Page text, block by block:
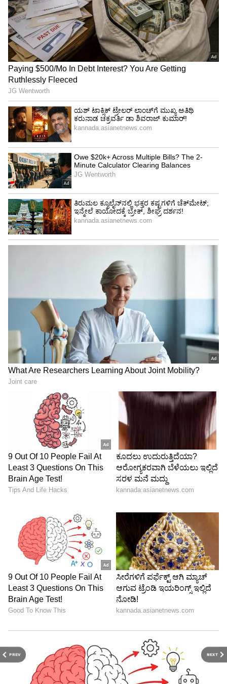
PREV NEXT
ಮತದಾರ ದೇವರುಗಳಿಗೆ ನಾನು ಆಭಾರಿಯಾಗಿದ್ದೇನೆ.
* ಮೂರನೆಯದಾಗಿ, ನನ್ನ ಸೈದ್ಧಾಂತಿಕ ಬದ್ಧತೆ ಮತ್ತು
ರಾಜಕೀಯ ಹೋರಾಟಕ್ಕೆ ಮನ್ನಣೆ ನೀಡಿದ ಕಾಂಗ್ರೆಸ್‌ ಪಕ್ಷವು
ನನ್ನ ಮೇಲೆ ವಿಶ್ವಾಸ ಇರಿಸಿ ನನ್ನನ್ನು ಬರಮಾಡಿಕೊಂಡು
ರಾಜಕೀಯ ಕ್ಷೇತ್ರದಲ್ಲಿ ಅವಕಾಶನೀಡಿದೆ. ಎರಡು ಬಾರಿ
ಮುಖ್ಯಮಂತ್ರಿ ಮಾಡಿದೆ, ವಿರೋಧಪಕ್ಷದ ನಾಯಕನಾಗಿ ಕೆಲಸ
ಮಾಡಲು ಅವಕಾಶ ನೀಡಿದೆ. ಆ ಮೂಲಕ ಈ ನಾಡಿನ ಜನತೆಗೆ
ನಾನು ನಂಬಿರುವ ತತ್ವಾದರ್ಶಗಳ ಅನುಸಾರ ಸೇವೆ ಸಲ್ಲಿಸಲು
ಅವಕಾಶ ನೀಡಿದೆ. ಈ ಕಾರಣಕ್ಕಾಗಿ ಶ್ರೀಮತಿ
ಸೋನಿಯಾಗಾಂಧಿ ಮತ್ತು ರಾಹುಲ್ ಗಾಂಧಿಯವರಿಗೆ ಸದಾ
ಆಭಾರಿಯಾಗಿರುತ್ತೇನೆ.
* ನಾನೆಂದೂ ರಾಜಕಾರಣವನ್ನು ಅಧಿಕಾರದ ದಂಡ
ಎಂದಾಗಲಿ, ವ್ಯಾಪಾರದ ಗಲ್ಲಾ ಪೆಟ್ಟಿಗೆ ಎಂದಾಗಲಿ
ತಿಳಿದುಕೊಂಡವನಲ್ಲ, ಅದು ಬಡವರಿಗೆ, ಶೋಷಿತರಿಗೆ,
ನೊಂದವರಿಗೆ ನೆರವಾಗುವ ಒಂದು ಅವಕಾಶ ಎಂದು
ತಿಳಿದುಕೊಂಡವನು. ಈ ಸಮುದಾಯಗಳಿಗೆ ನೆರವಾಗುವ
ಉದ್ದೇಶದಿಂದಲೇ ವಕೀಲನಾಗಿ ಸೇವೆ ಮಾಡುತ್ತಿದ್ದ ನಾನು
ರಾಜಕಾರಣವನ್ನು ಪ್ರವೇಶ ಮಾಡಿದವನು.
* ನನ್ನ 77 ವರ್ಷಗಳ ಜೀವನ ಪಯಣದಲ್ಲಿ ಹಲವಾರು
ನನ್ನ ಬದುಕು ಒಂದು ತೆರೆದ ಪುಸ್ತಕ. ಈ ಪುಸ್ತಕದಲ್ಲಿ ಮೊದಲ
ಬರವಣಿಗೆ ಮಾಡಿದ್ದು ಮರಳಿನ ಮೇಲಿನ ಅಕ್ಷರಾಭ್ಯಾಸದ
ಮೂಲಕ ವೀರ ಕುಣಿತವನ್ನು ಕಲಿಯುತ್ತಾ ಸಮಯ ಸಿಕ್ಕಾಗ
ಮರಳಿನ ಮೇಲೆ ಅಕ್ಷರಾಭ್ಯಾಸ ಮಾಡುತ್ತಿದ್ದ ನನ್ನನ್ನು ಶಾಲೆಗೆ
ಕರೆದೊಯ್ದು ವಿದ್ಯೆ ಕಲಿಯುವ ಅವಕಾಶ ನೀಡಿದವರು ರಾಜಪ್ಪ
ಮಾಸ್ತರ್…
* ವಕೀಲನಾಗಿದ್ದ ನನ್ನಲ್ಲಿನ ಸೇವಾಕಾಂಕ್ಷೆಯನ್ನು ಗುರುತಿಸಿಸಿ
ಸಮಾಜವಾದದ ಪಾಠ ಮಾಡಿ, ರಾಜಕಾರಣಿಗಳಿಗೆ ಇರಬೇಕಾದ
ಸೈದ್ಧಾಂತಿಕ ಬದ್ಧತೆ, ಜನಪರ ಕಾಳಜಿ ಮತ್ತು ಹೋರಾಟದ
ಗುಣವನ್ನು ಕಲಿಸಿದವರು ರೈತನಾಯಕ ಎಂ.ಡಿ.ನಂಜುಂಡಸ್ವಾಮಿ